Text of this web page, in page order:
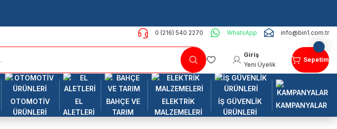
0 (216) 540 2270 WhatsApp info@bin1.com.tr
Giriş
Yeni Üyelik
Sepetim
OTOMOTİV
ÜRÜNLERİ
EL
ALETLERİ
BAHÇE VE
TARIM
ELEKTRİK
MALZEMELERİ
İŞ GÜVENLİK
ÜRÜNLERİ
KAMPANYALAR